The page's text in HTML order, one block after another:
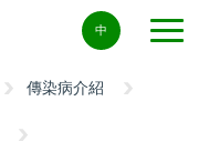
中
傳染病介紹